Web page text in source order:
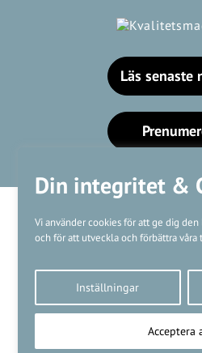
Din integritet &
Vi använder cookies för att ge dig
och för att utveckla och förbättra våra
Inställningar
Acceptera
Läs senaste
Kundtjänst